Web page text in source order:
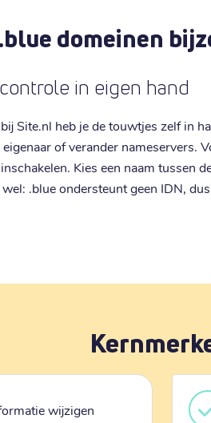
domeinen
in eigen hand
Site.nl heb je de touwtjes zelf in
of verander nameservers.
Kies een naam tussen
.blue ondersteunt geen IDN,
wijzigen